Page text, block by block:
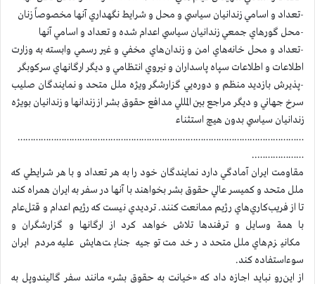
-تعداد و اسامي زندانيان سياسي و محل و شرايط نگهداري آنها مخصوصاً زنان
-محل گورهاي جمعي زندانيان سياسي اعدام شده و تعداد و اسامي آنها
-تعداد و محل خانه‌هاي امن و زندان‌هاي مخفي و غير رسمي وابسته به وزارت
اطلاعات و اطلاعات سپاه پاسداران و نيروي انتظامي و ديگر ارگانهاي سرکوبگر
-پذيرش بازديد منظم و دوره‌يي گزارشگر ويژه ملل متحد و نمايندگان صليب
سرخ جهاني و ديگر مراجع بين المللي مدافع حقوق بشر از زندانها و زندانيان بويژه
زندانيان سياسي بدون هيچ استثناء
…………………………………………………………………………………………………
………………..
مقاومت ايران آمادگي دارد نمايندگان خود را به هر تعداد و با هر شرايطي كه
ملل متحد و کميسر عالي حقوق بشر بخواهند با آنها در سفر به ايران همراه كند
تا از فريب‌كاري‌هاي رژيم ممانعت كنند. ترديدي نيست كه رژيم اعدام و قتل‌عام
با همة وسايل و ترفندها تلاش خواهد كرد از ارگانها و گزارشگران و
مكانيزم‌هاي ملل متحد در خدمت توجيه جنايت‌هايش عليه مردم ايران
سوءاستفاده کند.
از اين‌رو نبايد اجازه داد كه «خيانت به حقوق بشر» مانند سفر گاليندوپل به